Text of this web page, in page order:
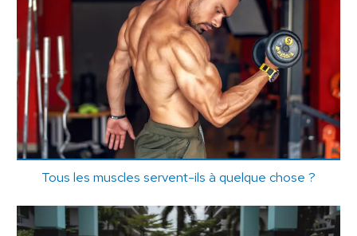
Tous les muscles servent-ils à quelque chose ?